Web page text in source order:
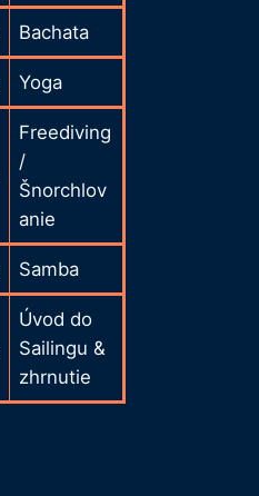
Bachata
Yoga
Freediving
/
Šnorchlov
anie
Samba
Úvod do
Sailingu &
zhrnutie